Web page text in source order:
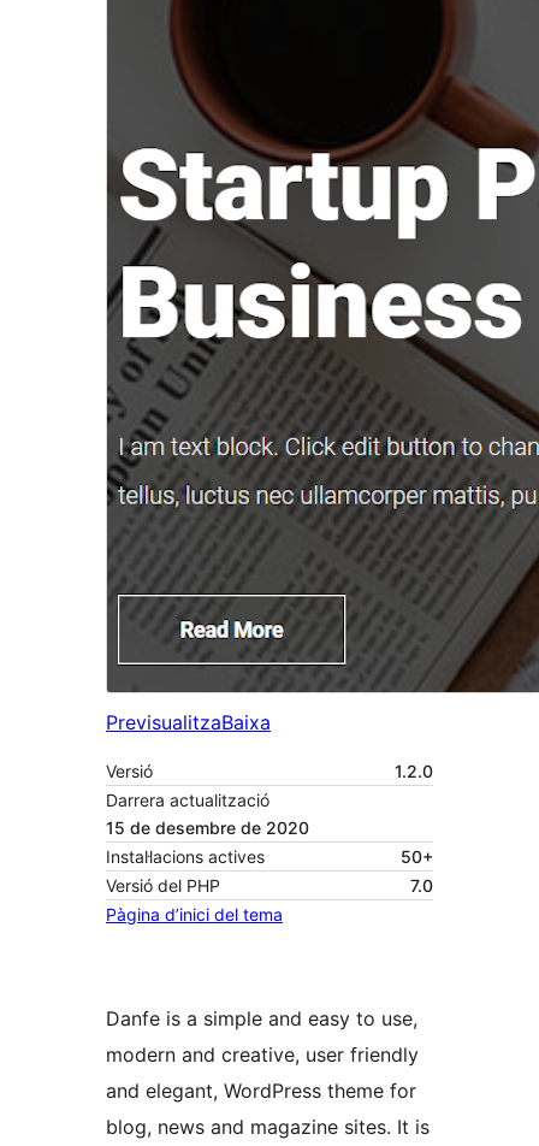
PrevisualitzaBaixa
Versió
1.2.0
Darrera actualització
15 de desembre de 2020
Instal·lacions actives
50+
Versió del PHP
7.0
Pàgina d’inici del tema
Danfe is a simple and easy to use,
modern and creative, user friendly
and elegant, WordPress theme for
blog, news and magazine sites. It is